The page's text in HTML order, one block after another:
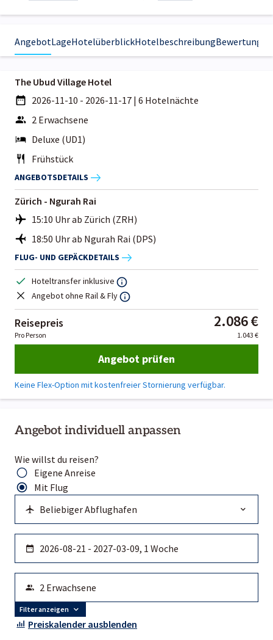
AngebotLageHotelüberblickHotelbeschreibungBewertungen
Angebot individuell anpassen
Wie willst du reisen?
Eigene Anreise
Mit Flug
Filter anzeigen
Preiskalender ausblenden
The Ubud Village Hotel
2026-11-10 - 2026-11-17 | 6 Hotelnächte
2 Erwachsene
Deluxe (UD1)
Frühstück
ANGEBOTSDETAILS
Zürich - Ngurah Rai
15:10 Uhr ab Zürich (ZRH)
18:50 Uhr ab Ngurah Rai (DPS)
FLUG- UND GEPÄCKDETAILS
Hoteltransfer inklusive
Angebot ohne Rail & Fly
Reisepreis 2.086 €
Pro Person 1.043 €
Angebot prüfen
Keine Flex-Option mit kostenfreier Stornierung verfügbar.